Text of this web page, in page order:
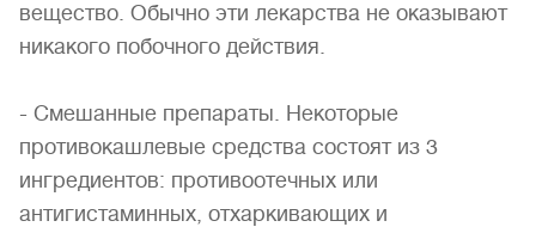
вещество. Обычно эти лекарства не оказывают
никакого побочного действия.
- Смешанные препараты. Некоторые
противокашлевые средства состоят из 3
ингредиентов: противоотечных или
антигистаминных, отхаркивающих и